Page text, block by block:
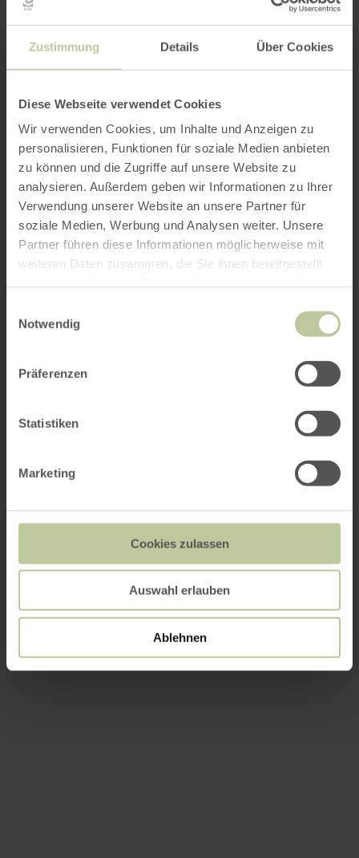
Zustimmung Details Über Cookies
Diese Webseite verwendet Cookies
Wir verwenden Cookies, um Inhalte und Anzeigen zu
personalisieren, Funktionen für soziale Medien anbieten
zu können und die Zugriffe auf unsere Website zu
analysieren. Außerdem geben wir Informationen zu Ihrer
Verwendung unserer Website an unsere Partner für
soziale Medien, Werbung und Analysen weiter. Unsere
Partner führen diese Informationen möglicherweise mit
weiteren Daten zusammen, die Sie ihnen bereitgestellt
Notwendig
Präferenzen
Statistiken
Marketing
Cookies zulassen
Auswahl erlauben
Ablehnen